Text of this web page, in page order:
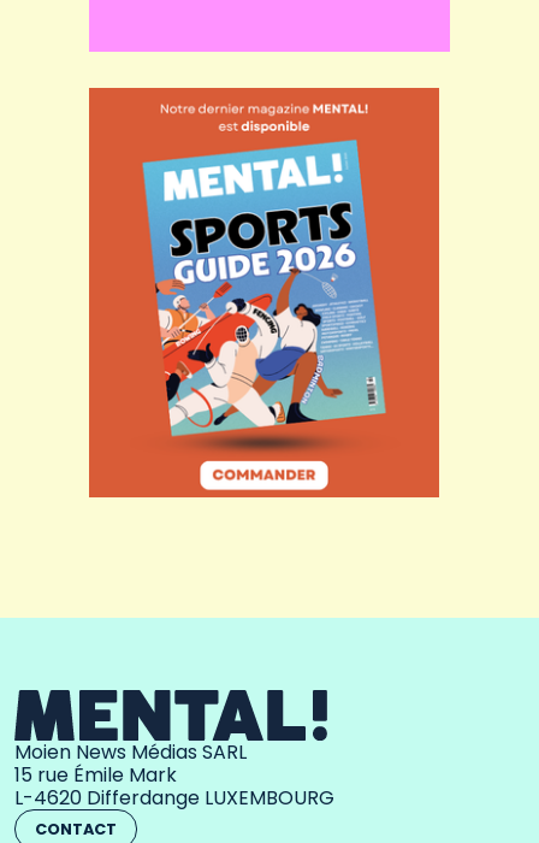
Moien News Médias SARL
15 rue Émile Mark
L-4620 Differdange LUXEMBOURG
CONTACT